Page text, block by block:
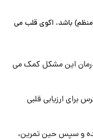
باشد، اکوی قلب می
این مشکل کمک می
برای ارزیابی قلبی
و سپس حین تمرین،